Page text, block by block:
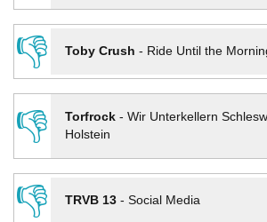
👎
Toby Crush - Ride Until the
👎
Torfrock- Wir Unterkellern
Holstein
👎
TRVB 13- Social Media